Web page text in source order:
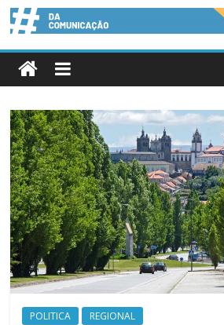
POLITICA REGIONAL